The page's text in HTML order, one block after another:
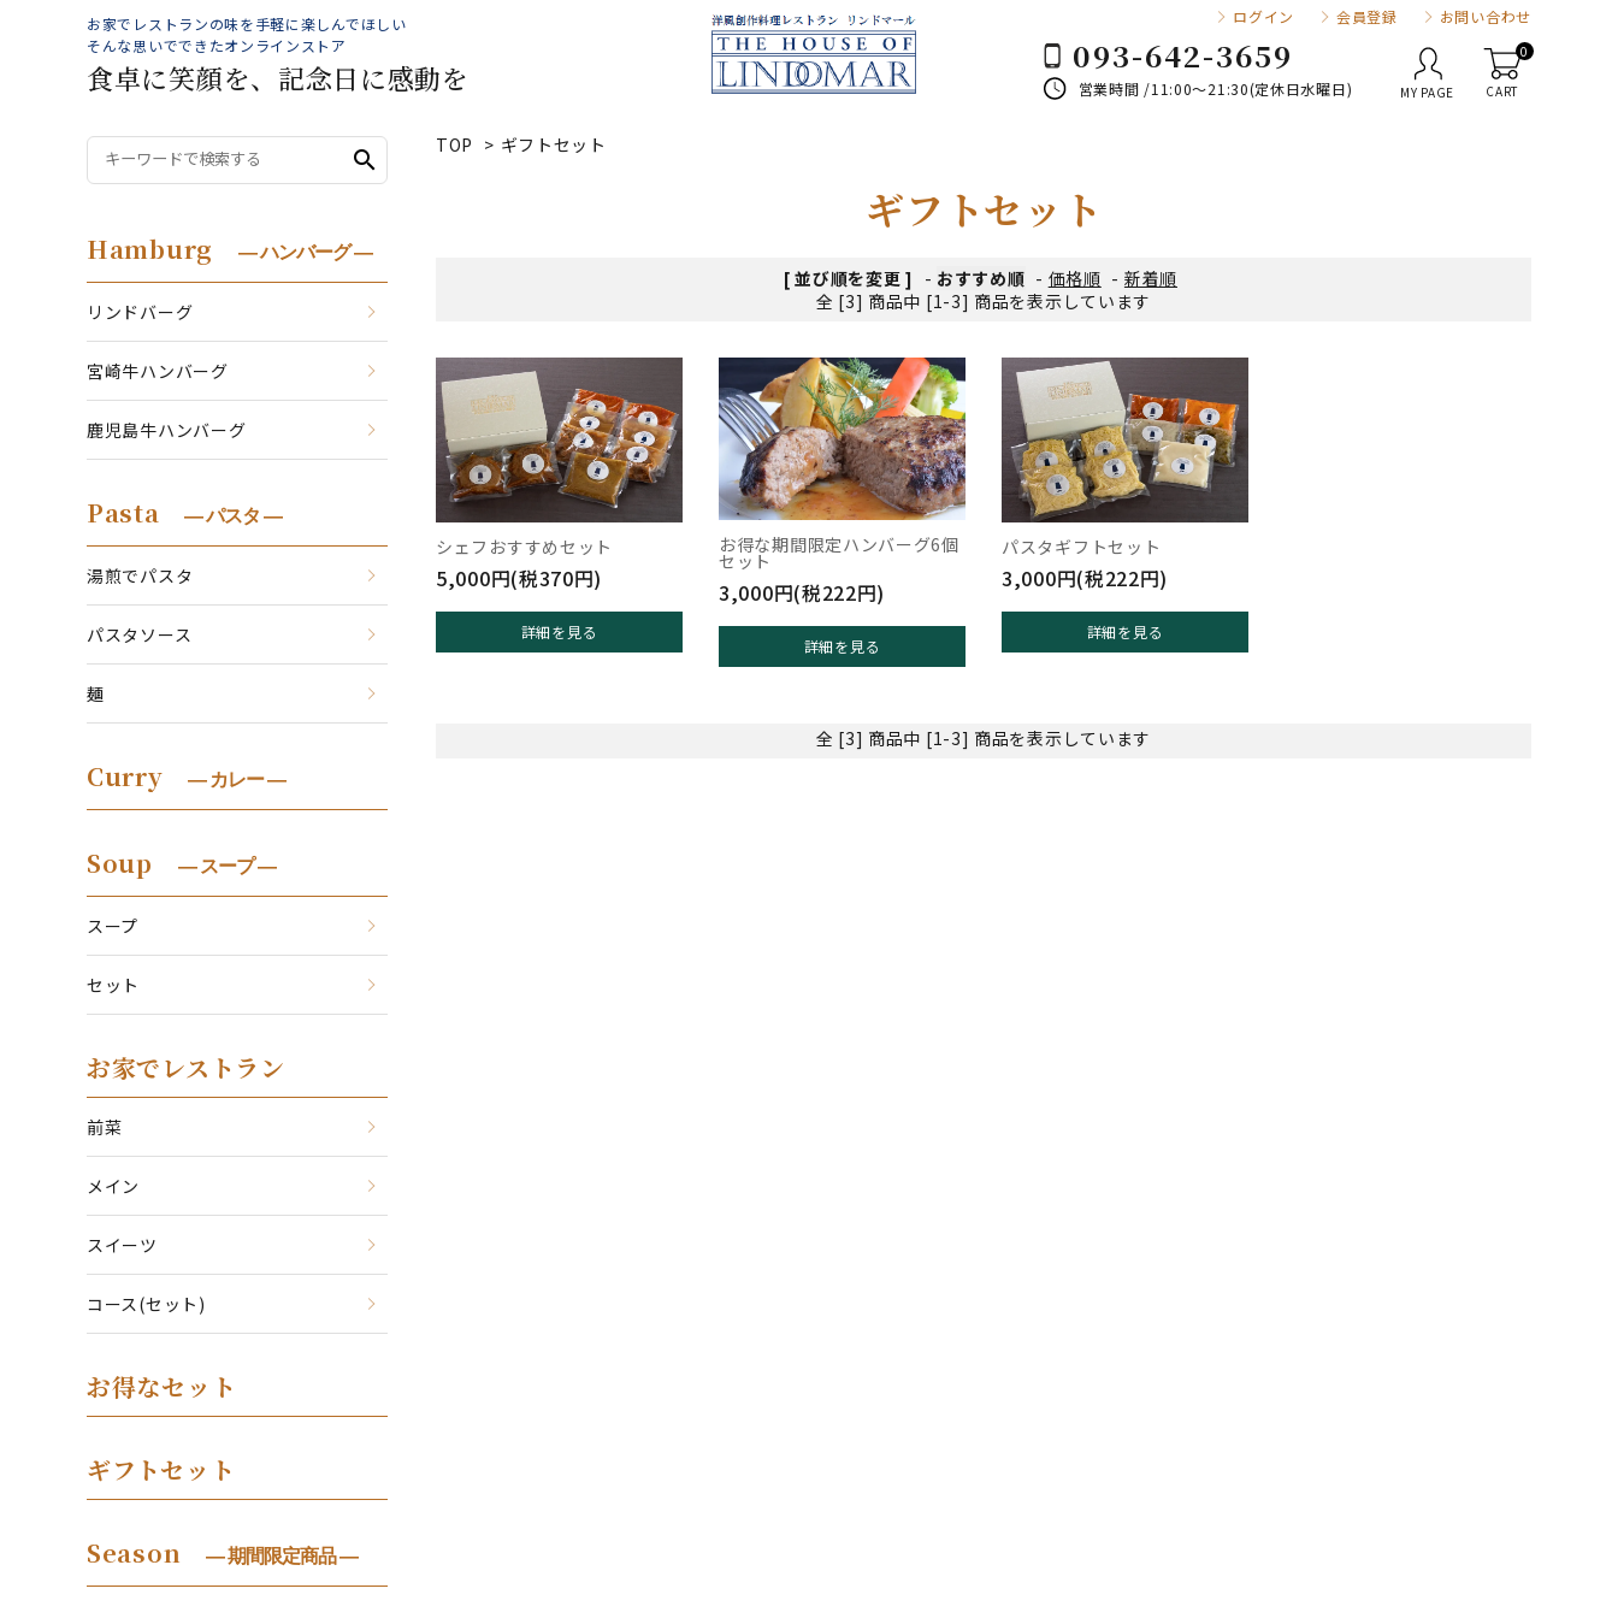
お家でレストランの味を手軽に楽しんでほしい
そんな思いでできたオンラインストア
食卓に笑顔を、記念日に感動を
ログイン 会員登録 お問い合わせ
093-642-3659
営業時間 /11:00～21:30(定休日水曜日) MY PAGE
0
CART
TOP > ギフトセット
ギフトセット
[ 並び順を変更 ] - おすすめ順 - 価格順 - 新着順
全 [3] 商品中 [1-3] 商品を表示しています
シェフおすすめセット
5,000円(税370円)
詳細を見る
お得な期間限定ハンバーグ6個
セット
3,000円(税222円)
詳細を見る
パスタギフトセット
3,000円(税222円)
詳細を見る
全 [3] 商品中 [1-3] 商品を表示しています
search
Hamburg ― ハンバーグ ―
リンドバーグ
宮崎牛ハンバーグ
鹿児島牛ハンバーグ
Pasta― パスタ ―
湯煎でパスタ
パスタソース
麺
Curry― カレー ―
Soup ― スープ ―
スープ
セット
お家でレストラン
前菜
メイン
スイーツ
コース(セット)
お得なセット
ギフトセット
Season ― 期間限定商品 ―